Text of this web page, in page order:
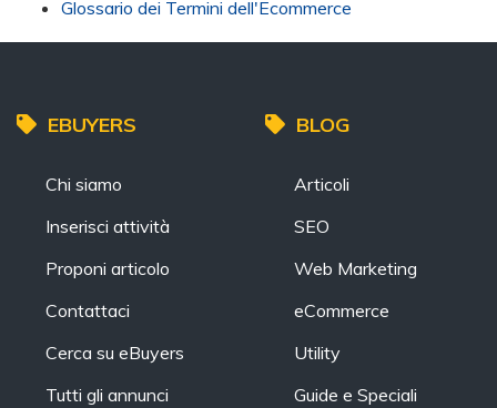
Glossario dei Termini dell'Ecommerce
EBUYERS
Chi siamo
Inserisci attività
Proponi articolo
Contattaci
Cerca su eBuyers
Tutti gli annunci
BLOG
Articoli
SEO
Web Marketing
eCommerce
Utility
Guide e Speciali